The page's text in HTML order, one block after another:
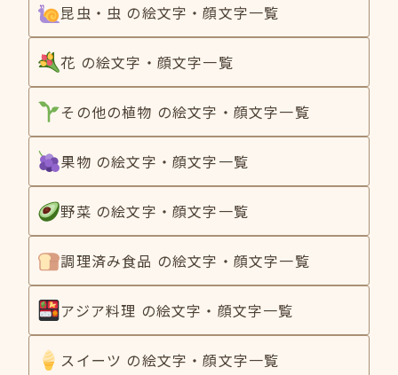
昆虫・虫 の絵文字・顔文字一覧
花 の絵文字・顔文字一覧
その他の植物 の絵文字・顔文字一覧
果物 の絵文字・顔文字一覧
野菜 の絵文字・顔文字一覧
調理済み食品 の絵文字・顔文字一覧
アジア料理 の絵文字・顔文字一覧
スイーツ の絵文字・顔文字一覧